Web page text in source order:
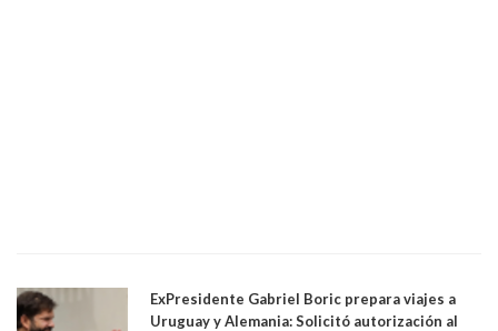
ExPresidente Gabriel Boric prepara viajes a
Uruguay y Alemania: Solicitó autorización al